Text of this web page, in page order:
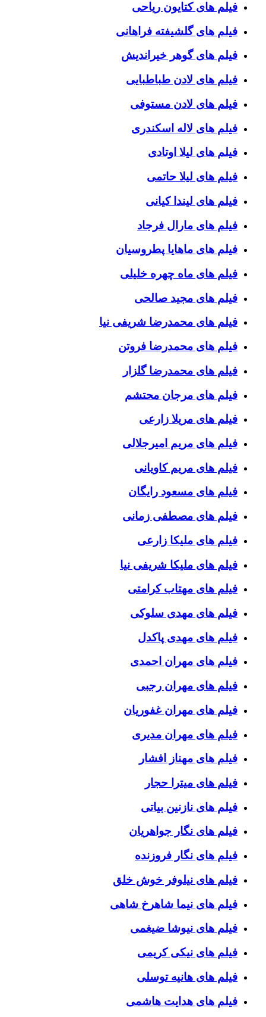
فیلم های کتایون ریاحی
فیلم های گلشیفته فراهانی
فیلم های گوهر خیراندیش
فیلم های لادن طباطبایی
فیلم های لادن مستوفی
فیلم های لاله اسکندری
فیلم های لیلا اوتادی
فیلم های لیلا حاتمی
فیلم های لیندا کیانی
فیلم های مارال فرجاد
فیلم های ماهایا پطروسیان
فیلم های ماه چهره خلیلی
فیلم های مجید صالحی
فیلم های محمدرضا شریفی نیا
فیلم های محمدرضا فروتن
فیلم های محمدرضا گلزار
فیلم های مرجان محتشم
فیلم های مریلا زارعی
فیلم های مریم امیرجلالی
فیلم های مریم کاویانی
فیلم های مسعود رایگان
فیلم های مصطفی زمانی
فیلم های ملیکا زارعی
فیلم های ملیکا شریفی نیا
فیلم های مهتاب کرامتی
فیلم های مهدی سلوکی
فیلم های مهدی پاکدل
فیلم های مهران احمدی
فیلم های مهران رجبی
فیلم های مهران غفوریان
فیلم های مهران مدیری
فیلم های مهناز افشار
فیلم های میترا حجار
فیلم های نازنین بیاتی
فیلم های نگار جواهریان
فیلم های نگار فروزنده
فیلم های نیلوفر خوش خلق
فیلم های نیما شاهرخ شاهی
فیلم های نیوشا ضیغمی
فیلم های نیکی کریمی
فیلم های هانیه توسلی
فیلم های هدایت هاشمی